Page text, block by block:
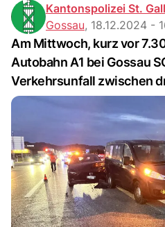
Kantonspolizei St.
Gossau, 18.12.2024 -
Am Mittwoch, kurz vor
Autobahn A1 bei Gossau
Verkehrsunfall zwischen